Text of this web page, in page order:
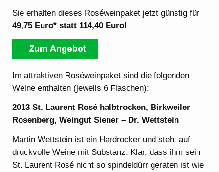
Sie erhalten dieses Roséweinpaket jetzt günstig für
49,75 Euro* statt 114,40 Euro!
Im attraktiven Roséweinpaket sind die folgenden
Weine enthalten (jeweils 6 Flaschen):
2013 St. Laurent Rosé halbtrocken, Birkweiler
Rosenberg, Weingut Siener – Dr. Wettstein
Martin Wettstein ist ein Hardrocker und steht auf
druckvolle Weine mit Substanz. Klar, dass ihm sein
St. Laurent Rosé nicht so spindeldürr geraten ist wie